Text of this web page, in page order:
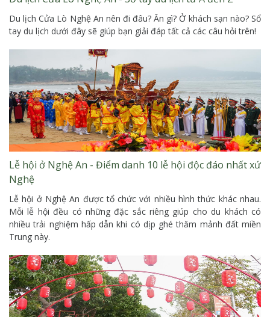
Du lịch Cửa Lò Nghệ An nên đi đâu? Ăn gì? Ở khách sạn nào? Sổ
tay du lịch dưới đây sẽ giúp bạn giải đáp tất cả các câu hỏi trên!
Lễ hội ở Nghệ An - Điểm danh 10 lễ hội độc đáo nhất xứ
Nghệ
Lễ hội ở Nghệ An được tổ chức với nhiều hình thức khác nhau.
Mỗi lễ hội đều có những đặc sắc riêng giúp cho du khách có
nhiều trải nghiệm hấp dẫn khi có dịp ghé thăm mảnh đất miền
Trung này.